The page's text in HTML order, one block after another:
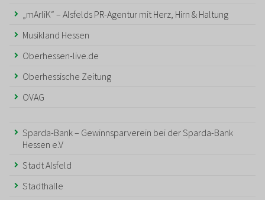
„mArliK“ – Alsfelds PR-Agentur mit Herz, Hirn & Haltung
Musikland Hessen
Oberhessen-live.de
Oberhessische Zeitung
OVAG
Sparda-Bank – Gewinnsparverein bei der Sparda-Bank
Hessen e.V
Stadt Alsfeld
Stadthalle